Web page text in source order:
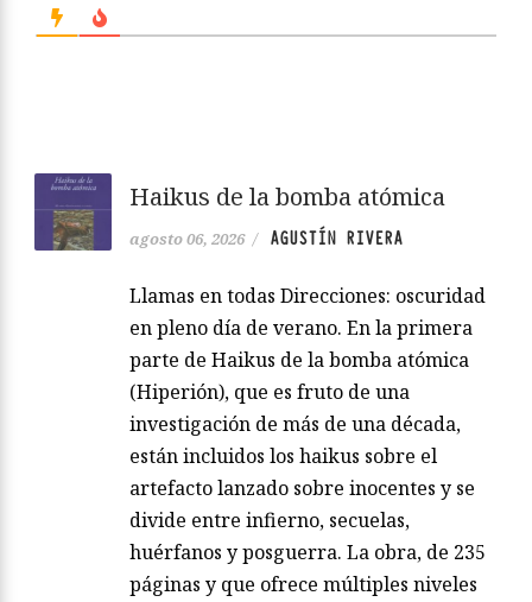
Haikus de la bomba atómica
agosto 06, 2026 / AGUSTÍN RIVERA
Llamas en todas Direcciones: oscuridad
en pleno día de verano. En la primera
parte de Haikus de la bomba atómica
(Hiperión), que es fruto de una
investigación de más de una década,
están incluidos los haikus sobre el
artefacto lanzado sobre inocentes y se
divide entre infierno, secuelas,
huérfanos y posguerra. La obra, de 235
páginas y que ofrece múltiples niveles